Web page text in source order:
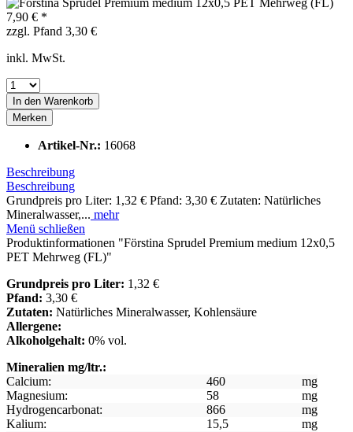
7,90 € *
zzgl. Pfand 3,30 €
inkl. MwSt.
In den Warenkorb
Merken
Artikel-Nr.: 16068
Beschreibung
Beschreibung
Grundpreis pro Liter: 1,32 € Pfand: 3,30 € Zutaten: Natürliches
Mineralwasser,... mehr
Menü schließen
Produktinformationen "Förstina Sprudel Premium medium 12x0,5
PET Mehrweg (FL)"
Grundpreis pro Liter: 1,32 €
Pfand: 3,30 €
Zutaten: Natürliches Mineralwasser, Kohlensäure
Allergene:
Alkoholgehalt: 0% vol.
Mineralien mg/ltr.:
Calcium:
460
mg
Magnesium:
58
mg
Hydrogencarbonat:
866
mg
Kalium:
15,5
mg